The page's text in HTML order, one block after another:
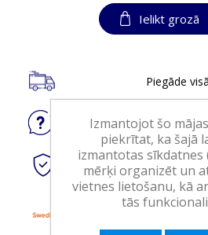
Ielikt grozā
Piegāde
Jautājiet
Droši
Izmantojot šo
piekrītat, ka šajā
izmantotas sīkdatnes
mērķi organizēt un
vietnes lietošanu, kā
tās